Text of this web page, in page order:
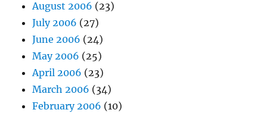
August 2006 (23)
July 2006 (27)
June 2006 (24)
May 2006 (25)
April 2006 (23)
March 2006 (34)
February 2006 (10)